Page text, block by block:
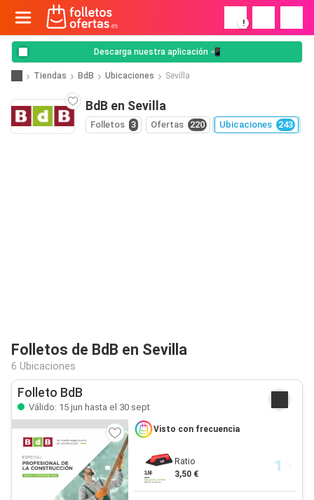
!
Descarga nuestra aplicación 📲
Tiendas BdB Ubicaciones Sevilla
BdB en Sevilla
Folletos 3 Ofertas 220 Ubicaciones 243
Folletos de BdB en Sevilla
6 Ubicaciones
Folleto BdB
Válido: 15 jun hasta el 30 sept
Visto con frecuencia
Ratio
3,50 €